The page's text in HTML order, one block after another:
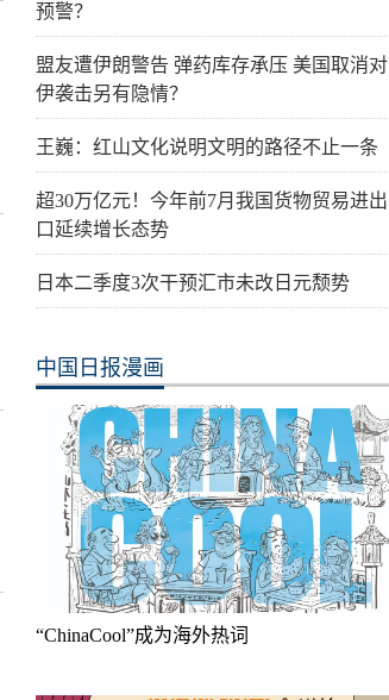
预警？
盟友遭伊朗警告 弹药库存承压 美国取消对
伊袭击另有隐情？
王巍：红山文化说明文明的路径不止一条
超30万亿元！今年前7月我国货物贸易进出
口延续增长态势
日本二季度3次干预汇市未改日元颓势
中国日报漫画
“ChinaCool”成为海外热词